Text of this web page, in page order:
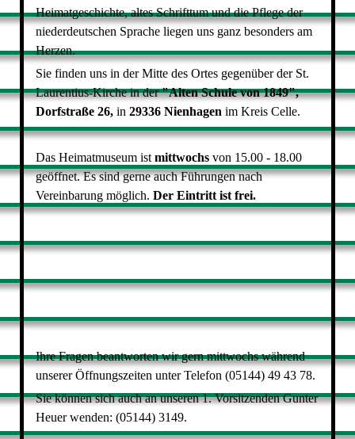
Heimatgeschichte, altes Schrifttum und die Pflege der
niederdeutschen Sprache liegen uns ganz besonders am
Herzen.
Sie finden uns in der Mitte des Ortes gegenüber der St.
Laurentius-Kirche in der"Alten Schule von 1849",
Dorfstraße 26,in 29336 Nienhagen im Kreis Celle.
Das Heimatmuseum ist mittwochsvon 15.00 - 18.00
geöffnet. Es sind gerne auch Führungen nach
Vereinbarung möglich. Der Eintritt ist frei.
IhreFragen beantworten wir gern mittwochs während
unserer Öffnungszeiten unter Telefon (05144) 49 43 78.
Sie können sich auch an unseren 1. Vorsitzenden Gunter
Heuer wenden: (05144) 3149.